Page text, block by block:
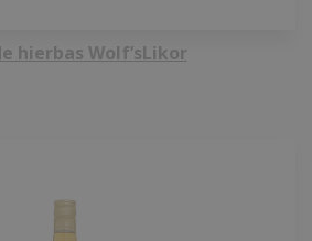
hierbas Wolf’sLikor